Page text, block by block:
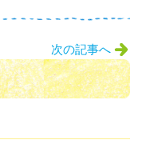
次の記事へ